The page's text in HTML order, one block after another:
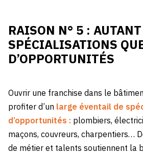
RAISON N° 5 :
SPÉCIALISATIONS
D’OPPORTUNITÉS
Ouvrir une franchise dans le
profiter d’un large éventail de
d’opportunités : plombiers,
maçons, couvreurs, charpentiers…
de métier et talents soutiennent la